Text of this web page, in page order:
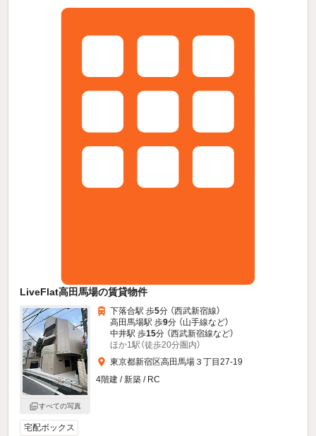
LiveFlat高田馬場の賃貸物件
すべての写真
下落合駅 歩5分 （西武新宿線）
高田馬場駅 歩9分 （山手線など）
中井駅 歩15分 （西武新宿線など）
ほか1駅（徒歩20分圏内）
東京都新宿区高田馬場３丁目27-19
4階建 / 新築 / RC
宅配ボックス